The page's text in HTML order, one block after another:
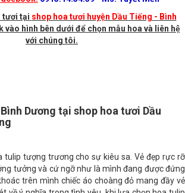
0915.14.54.39 - Ms. Tuyết Mến
tươi tạishop hoa tươi huyện Dầu Tiếng - Bình
hình bên dưới để chọn mẫu hoa và liên hệ
với chúng tôi.
Dương tại shop hoa tươi Dầu
tulip tượng trương cho sự kiêu sa. Vẻ đẹp rực rỡ
tưởng và cứ ngỡ như là mình đang được đứng
trên mình chiếc áo choàng đỏ mang đầy vẻ